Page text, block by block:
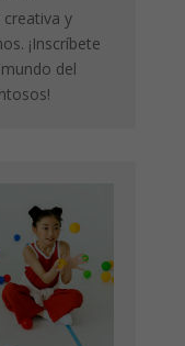
y
¡Inscríbete
del